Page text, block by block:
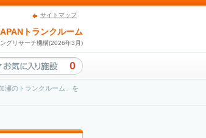
サイトマップ
トランクルーム
グリサーチ機構(2026年3月)
0
瀬のトランクルーム」を